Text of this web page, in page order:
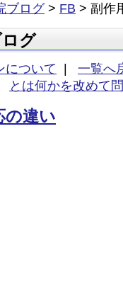
ブログ> FB > 副作
グ
について | 一覧へ
とは何かを改めて
の違い